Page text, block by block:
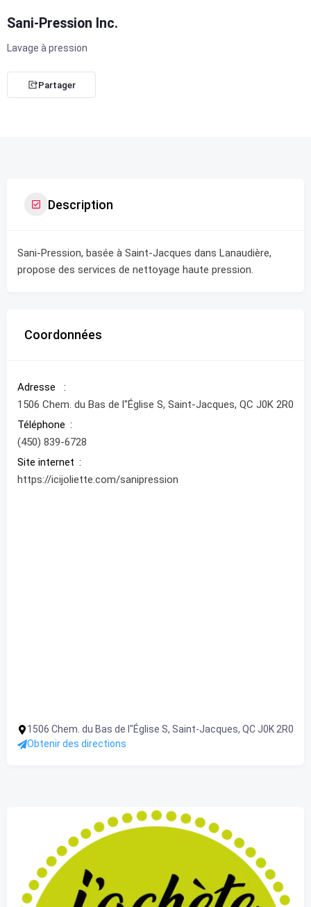
Sani-Pression Inc.
Lavage à pression
Partager
Description
Sani-Pression, basée à Saint-Jacques dans Lanaudière,
propose des services de nettoyage haute pression.
Coordonnées
Adresse
1506 Chem. du Bas de l"Église S, Saint-Jacques, QC J0K 2R0
Téléphone
(450) 839-6728
Site internet
https://icijoliette.com/sanipression
1506 Chem. du Bas de l"Église S, Saint-Jacques, QC J0K 2R0
Obtenir des directions